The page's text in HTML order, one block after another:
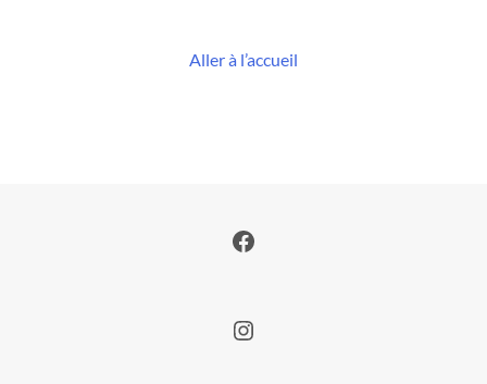
Aller à l’accueil
Facebook
Instagram